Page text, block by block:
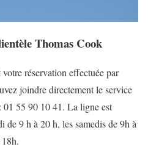
Thomas Cook
réservation effectuée par
joindre directement le service
55 90 10 41. La ligne est
9 h à 20 h, les samedis de 9h à